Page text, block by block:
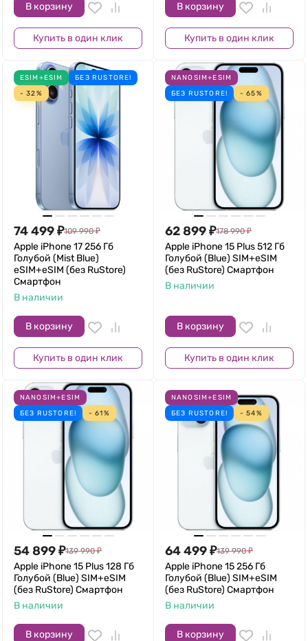
В корзину
Купить в один клик
В корзину
Купить в один клик
ESIM+ESIM
БЕЗ RUSTORE!
- 32%
74 499₽109 990 ₽
Apple iPhone 17 256 Гб
Голубой (Mist Blue)
eSIM+eSIM (без RuStore)
Смартфон
В наличии
В корзину
Купить в один клик
NANOSIM+ESIM
БЕЗ RUSTORE!
- 65%
62 899₽178 990 ₽
Apple iPhone 15 Plus 512 Гб
Голубой (Blue) SIM+eSIM
(без RuStore) Смартфон
В наличии
В корзину
Купить в один клик
NANOSIM+ESIM
БЕЗ RUSTORE!
- 61%
54 899₽139 990 ₽
Apple iPhone 15 Plus 128 Гб
Голубой (Blue) SIM+eSIM
(без RuStore) Смартфон
В наличии
В корзину
NANOSIM+ESIM
БЕЗ RUSTORE!
- 54%
64 499₽139 990 ₽
Apple iPhone 15 256 Гб
Голубой (Blue) SIM+eSIM
(без RuStore) Смартфон
В наличии
В корзину